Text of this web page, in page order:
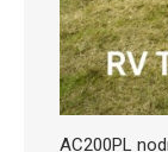
AC200PL